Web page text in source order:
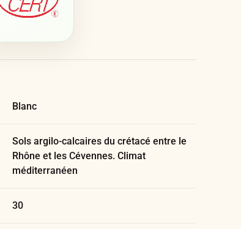
Blanc
Sols argilo-calcaires du crétacé entre le
Rhône et les Cévennes. Climat
méditerranéen
30